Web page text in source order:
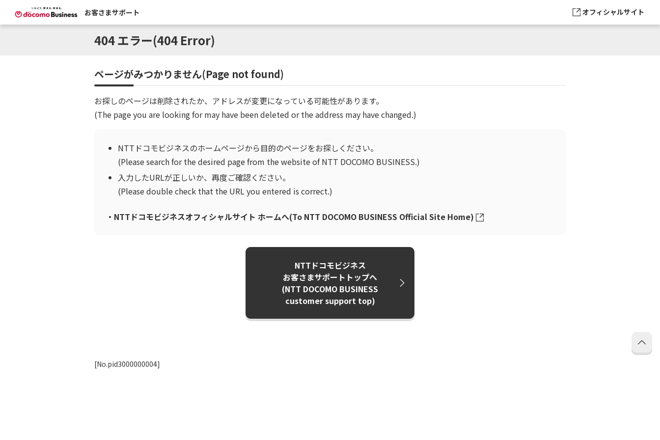
お客さまサポート オフィシャルサイト
404 エラー(404 Error)
ページがみつかりません(Page not found)
お探しのページは削除されたか、アドレスが変更になっている可能性があります。
(The page you are looking for may have been deleted or the address may have changed.)
NTTドコモビジネスのホームページから目的のページをお探しください。
(Please search for the desired page from the website of NTT DOCOMO BUSINESS.)
入力したURLが正しいか、再度ご確認ください。
(Please double check that the URL you entered is correct.)
・NTTドコモビジネスオフィシャルサイト ホームへ(To NTT DOCOMO BUSINESS Official Site Home)
NTTドコモビジネス
お客さまサポートトップへ
(NTT DOCOMO BUSINESS
customer support top)
[No.pid3000000004]